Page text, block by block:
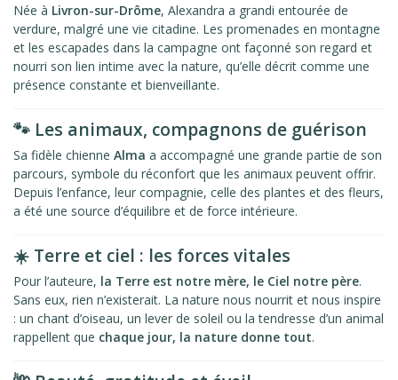
Née à Livron-sur-Drôme, Alexandra a grandi entourée de
verdure, malgré une vie citadine. Les promenades en montagne
et les escapades dans la campagne ont façonné son regard et
nourri son lien intime avec la nature, qu’elle décrit comme une
présence constante et bienveillante.
🐾 Les animaux, compagnons de guérison
Sa fidèle chienne Alma a accompagné une grande partie de son
parcours, symbole du réconfort que les animaux peuvent offrir.
Depuis l’enfance, leur compagnie, celle des plantes et des fleurs,
a été une source d’équilibre et de force intérieure.
☀️ Terre et ciel : les forces vitales
Pour l’auteure, la Terre est notre mère, le Ciel notre père.
Sans eux, rien n’existerait. La nature nous nourrit et nous inspire
: un chant d’oiseau, un lever de soleil ou la tendresse d’un animal
rappellent que chaque jour, la nature donne tout.